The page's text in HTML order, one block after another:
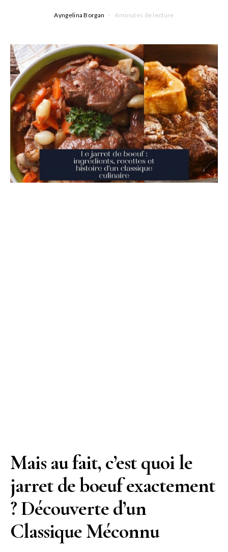
Ayngelina Borgan 4 minutes de lecture
Mais au fait, c’est quoi le
jarret de boeuf exactement
? Découverte d’un
Classique Méconnu